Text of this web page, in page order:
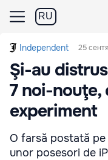
RU
Independent 25
Şi-au
7 noi-nouţe,
experiment
O farsă postată
unor posesori de